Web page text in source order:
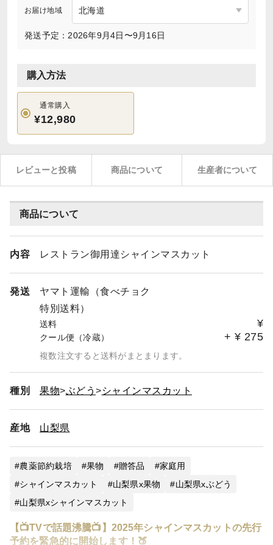
お届け地域
発送予定：2026年9月4日〜9月16日
購入方法
通常購入
¥12,980
レビューと投稿 商品について 生産者について
商品について
内容 レストラン御用達シャインマスカット
発送
ヤマト運輸（食べチョク
特別送料）
送料 ¥
クール便（冷蔵） + ¥ 275
複数注文すると送料がまとまります。
種別 果物 ぶどう シャインマスカット
産地 山梨県
農薬節約栽培 果物 贈答品
家庭用
シャインマスカット
山梨県x果物
山梨県xぶどう
山梨県xシャインマスカット
【📺TVで話題沸騰📺】2025年シャインマスカットの先行
予約を緊急的に開始します！🍑